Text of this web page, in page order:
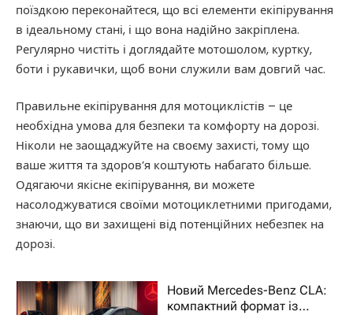
поїздкою переконайтеся, що всі елементи екіпірування
в ідеальному стані, і що вона надійно закріплена.
Регулярно чистіть і доглядайте мотошолом, куртку,
боти і рукавички, щоб вони служили вам довгий час.
Правильне екіпірування для мотоциклістів – це
необхідна умова для безпеки та комфорту на дорозі.
Ніколи не заощаджуйте на своєму захисті, тому що
ваше життя та здоров’я коштують набагато більше.
Одягаючи якісне екіпірування, ви можете
насолоджуватися своїми мотоциклетними пригодами,
знаючи, що ви захищені від потенційних небезпек на
дорозі.
Новий Mercedes-Benz CLA:
компактний формат із